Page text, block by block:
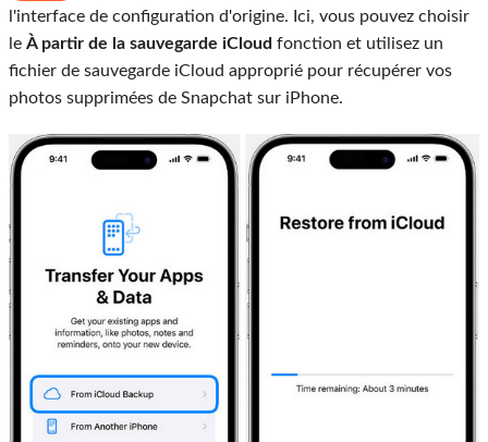
l'interface de configuration d'origine. Ici, vous pouvez choisir
le À partir de la sauvegarde iCloud fonction et utilisez un
fichier de sauvegarde iCloud approprié pour récupérer vos
photos supprimées de Snapchat sur iPhone.